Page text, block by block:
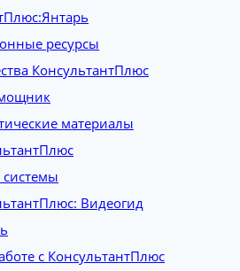
ресурсы
КонсультантПлюс
материалы
системы
Видеогид
с КонсультантПлюс